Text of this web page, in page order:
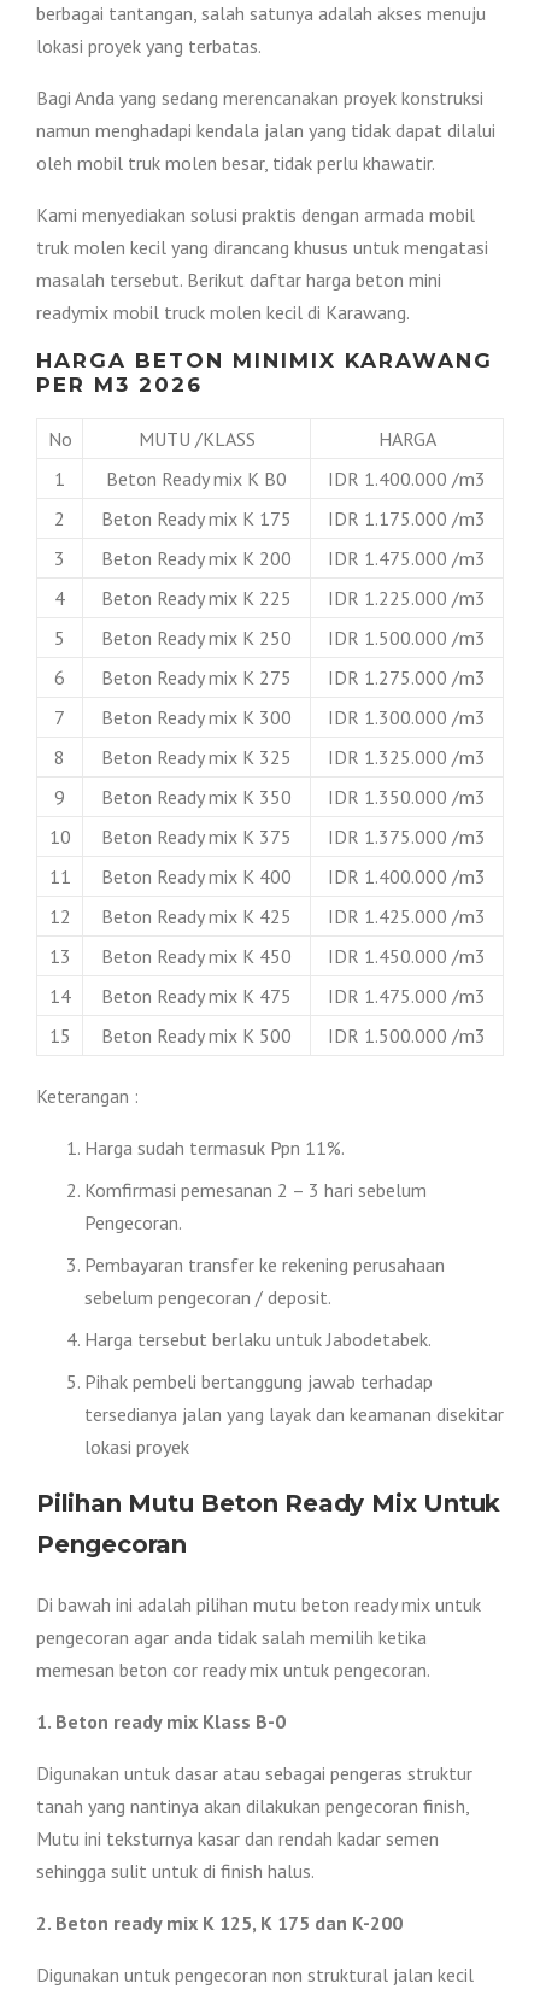
berbagai tantangan, salah satunya adalah akses menuju
lokasi proyek yang terbatas.
Bagi Anda yang sedang merencanakan proyek konstruksi
namun menghadapi kendala jalan yang tidak dapat dilalui
oleh mobil truk molen besar, tidak perlu khawatir.
Kami menyediakan solusi praktis dengan armada mobil
truk molen kecil yang dirancang khusus untuk mengatasi
masalah tersebut. Berikut daftar harga beton mini
readymix mobil truck molen kecil di Karawang.
HARGA BETON MINIMIX KARAWANG
PER M3 2026
No MUTU /KLASS
HARGA
1
Beton Ready mix K B0
IDR 1.400.000 /m3
2
Beton Ready mix K 175
IDR 1.175.000 /m3
3
Beton Ready mix K 200
IDR 1.475.000 /m3
4
Beton Ready mix K 225
IDR 1.225.000 /m3
5
Beton Ready mix K 250
IDR 1.500.000 /m3
6
Beton Ready mix K 275
IDR 1.275.000 /m3
7
Beton Ready mix K 300
IDR 1.300.000 /m3
8
Beton Ready mix K 325
IDR 1.325.000 /m3
9
Beton Ready mix K 350
IDR 1.350.000 /m3
10
Beton Ready mix K 375
IDR 1.375.000 /m3
11
Beton Ready mix K 400
IDR 1.400.000 /m3
12
Beton Ready mix K 425
IDR 1.425.000 /m3
13
Beton Ready mix K 450
IDR 1.450.000 /m3
14
Beton Ready mix K 475
IDR 1.475.000 /m3
15
Beton Ready mix K 500 IDR 1.500.000 /m3
Keterangan :
Harga sudah termasuk Ppn 11%.
Komfirmasi pemesanan 2 – 3 hari sebelum
Pengecoran.
Pembayaran transfer ke rekening perusahaan
sebelum pengecoran / deposit.
Harga tersebut berlaku untuk Jabodetabek.
Pihak pembeli bertanggung jawab terhadap
tersedianya jalan yang layak dan keamanan disekitar
lokasi proyek
Pilihan Mutu Beton Ready Mix Untuk
Pengecoran
Di bawah ini adalah pilihan mutu beton ready mix untuk
pengecoran agar anda tidak salah memilih ketika
memesan beton cor ready mix untuk pengecoran.
1. Beton ready mix Klass B-0
Digunakan untuk dasar atau sebagai pengeras struktur
tanah yang nantinya akan dilakukan pengecoran finish,
Mutu ini teksturnya kasar dan rendah kadar semen
sehingga sulit untuk di finish halus.
2. Beton ready mix K 125, K 175 dan K-200
Digunakan untuk pengecoran non struktural jalan kecil